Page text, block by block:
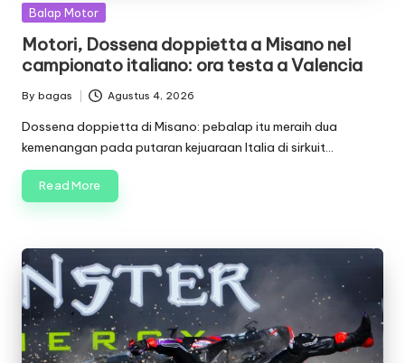
Posted
Balap Motor
Motori, Dossena doppietta a Misano nel
campionato italiano: ora testa a Valencia
Posted
by
By bagas Agustus 4, 2026
Dossena doppietta di Misano: pebalap itu meraih dua
kemenangan pada putaran kejuaraan Italia di sirkuit…
Read More